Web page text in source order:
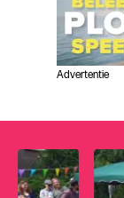
Advertentie